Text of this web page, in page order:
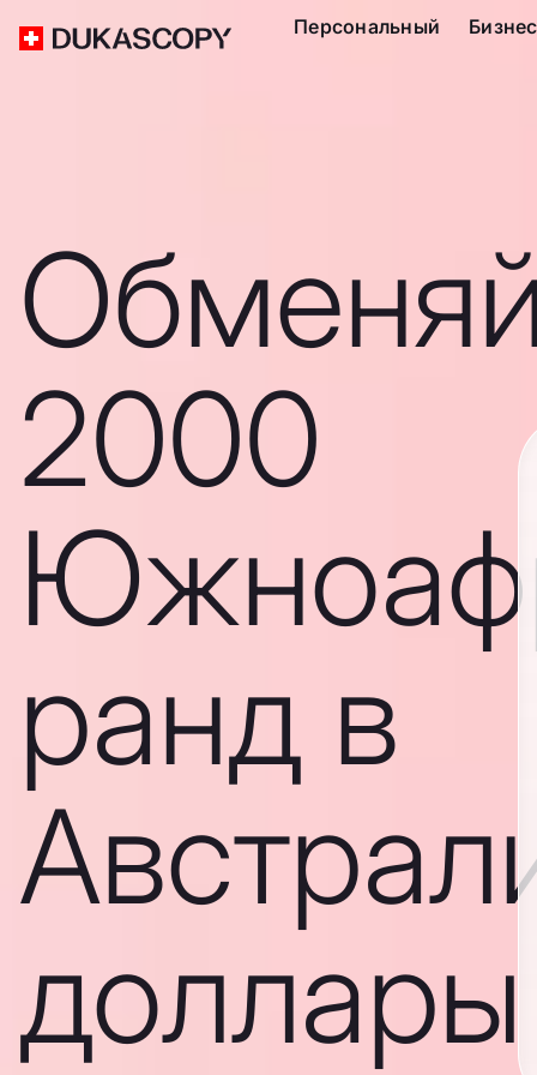
Персональный Бизнес
2000
ранд в
доллары